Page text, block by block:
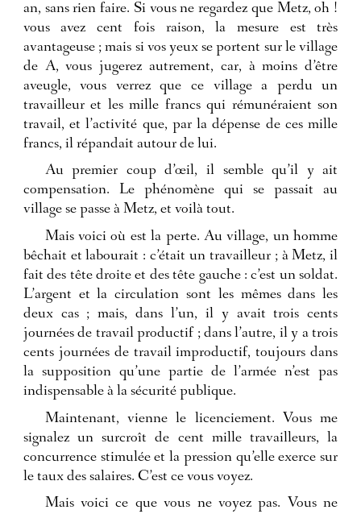
an, sans rien faire. Si vous ne regardez que Metz, oh !
vous avez cent fois raison, la mesure est très
avantageuse ; mais si vos yeux se portent sur le village
de A, vous jugerez autrement, car, à moins d’être
aveugle, vous verrez que ce village a perdu un
travailleur et les mille francs qui rémunéraient son
travail, et l’activité que, par la dépense de ces mille
francs, il répandait autour de lui.
Au premier coup d’œil, il semble qu’il y ait
compensation. Le phénomène qui se passait au
village se passe à Metz, et voilà tout.
Mais voici où est la perte. Au village, un homme
bêchait et labourait : c’était un travailleur ; à Metz, il
fait des tête droite et des tête gauche : c’est un soldat.
L’argent et la circulation sont les mêmes dans les
deux cas ; mais, dans l’un, il y avait trois cents
journées de travail productif ; dans l’autre, il y a trois
cents journées de travail improductif, toujours dans
la supposition qu’une partie de l’armée n’est pas
indispensable à la sécurité publique.
Maintenant, vienne le licenciement. Vous me
signalez un surcroît de cent mille travailleurs, la
concurrence stimulée et la pression qu’elle exerce sur
le taux des salaires. C’est ce vous voyez.
Mais voici ce que vous ne voyez pas. Vous ne